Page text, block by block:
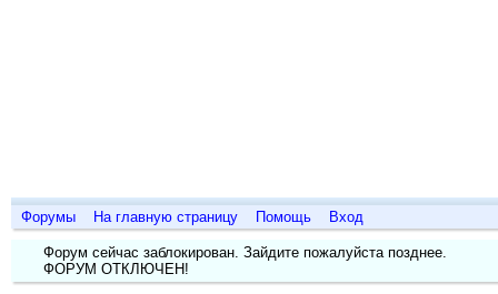
Форумы На главную страницу Помощь Вход
Форум сейчас заблокирован. Зайдите пожалуйста позднее.
ФОРУМ ОТКЛЮЧЕН!